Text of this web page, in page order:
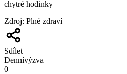
chytré hodinky
Zdroj: Plné zdraví
Sdílet
Dennívýzva
0